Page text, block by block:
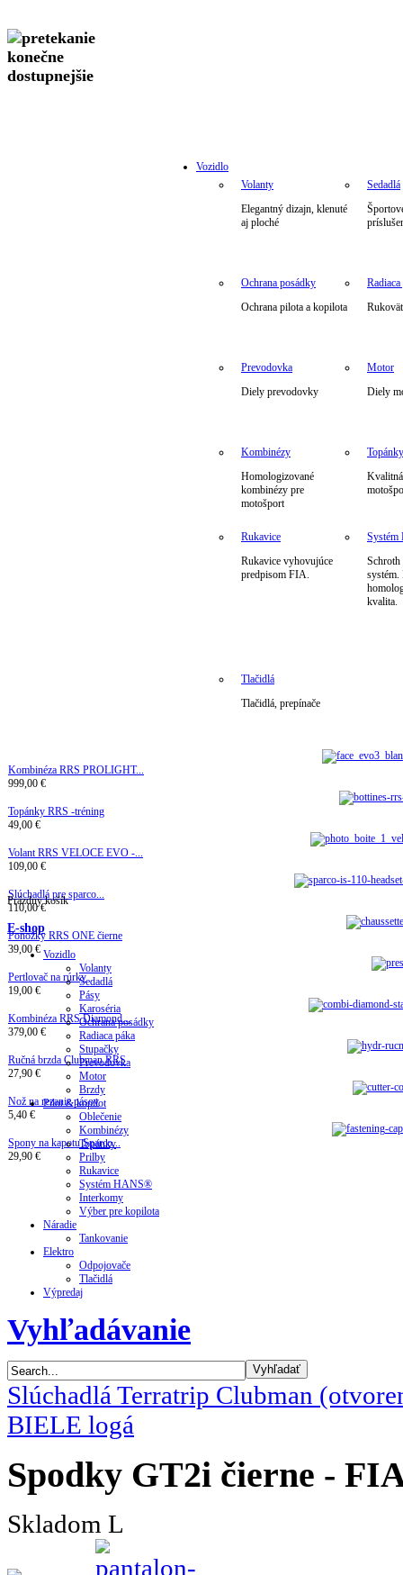
Vozidlo
Volanty
Elegantný dizajn, klenuté
aj ploché
Sedadlá
Ochrana posádky
Ochrana pilota a kopilota
Radiaca
Prevodovka
Diely prevodovky
Motor
Diely
Kombinézy
Homologizované
kombinézy pre
motošport
Topánky
Rukavice
Rukavice vyhovujúce
predpisom FIA.
kvalita.
Tlačidlá
Tlačidlá, prepínače
Kombinéza RRS PROLIGHT...
999,00 €
Topánky RRS -tréning
49,00 €
Volant RRS VELOCE EVO -...
109,00 €
Slúchadlá pre sparco...
110,00 €
Ponožky RRS ONE čierne
39,00 €
Pertlovač na rúrky
19,00 €
Kombinéza RRS Diamond...
379,00 €
Ručná brzda Clubman RRS
27,90 €
Nož na rezanie pásov
5,40 €
Spony na kapotu Sparco...
29,90 €
Prázdny košík
E-shop
Vozidlo
Volanty
Sedadlá
Pásy
Karoséria
Ochrana posádky
Radiaca páka
Stupačky
Prevodovka
Motor
Brzdy
Pilot & kopilot
Oblečenie
Kombinézy
Topánky
Prilby
Rukavice
Systém HANS®
Interkomy
Výber pre kopilota
Náradie
Tankovanie
Elektro
Odpojovače
Tlačidlá
Výpredaj
Vyhľadávanie
Slúchadlá Terratrip Clubman
BIELE logá
Spodky GT2i čierne -
Skladom L